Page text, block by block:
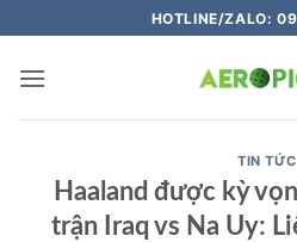
qua
nội
HOTLINE/ZALO:
TIN TỨC
Haaland được kỳ
trận Iraq vs Na Uy: